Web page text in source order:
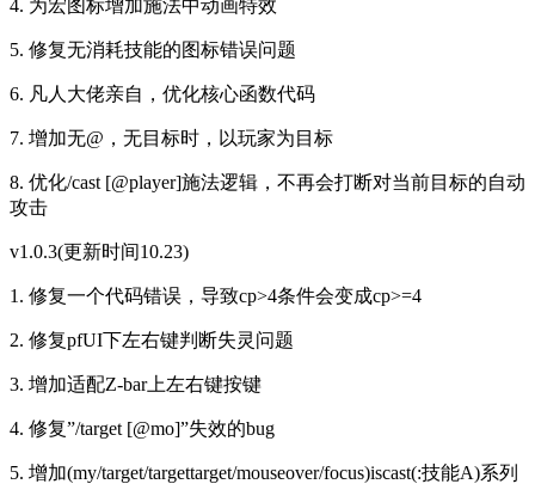
4. 为宏图标增加施法中动画特效
5. 修复无消耗技能的图标错误问题
6. 凡人大佬亲自，优化核心函数代码
7. 增加无@，无目标时，以玩家为目标
8. 优化/cast [@player]施法逻辑，不再会打断对当前目标的自动
攻击
v1.0.3(更新时间10.23)
1. 修复一个代码错误，导致cp>4条件会变成cp>=4
2. 修复pfUI下左右键判断失灵问题
3. 增加适配Z-bar上左右键按键
4. 修复”/target [@mo]”失效的bug
5. 增加(my/target/targettarget/mouseover/focus)iscast(:技能A)系列